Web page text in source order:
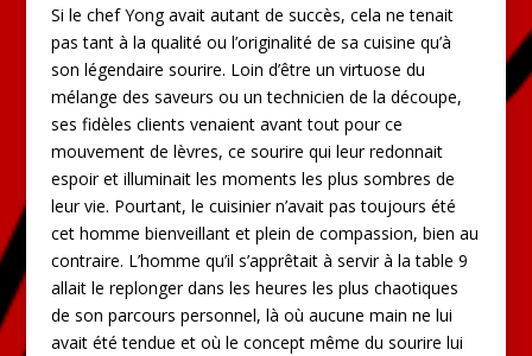
Si le chef Yong avait autant de succès, cela ne tenait
pas tant à la qualité ou l’originalité de sa cuisine qu’à
son légendaire sourire. Loin d’être un virtuose du
mélange des saveurs ou un technicien de la découpe,
ses fidèles clients venaient avant tout pour ce
mouvement de lèvres, ce sourire qui leur redonnait
espoir et illuminait les moments les plus sombres de
leur vie. Pourtant, le cuisinier n’avait pas toujours été
cet homme bienveillant et plein de compassion, bien au
contraire. L’homme qu’il s’apprêtait à servir à la table 9
allait le replonger dans les heures les plus chaotiques
de son parcours personnel, là où aucune main ne lui
avait été tendue et où le concept même du sourire lui